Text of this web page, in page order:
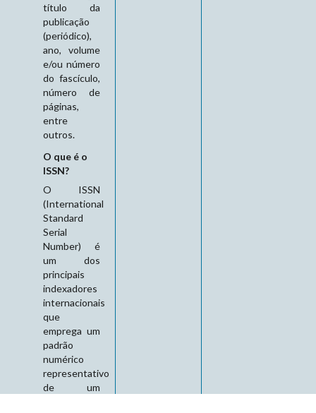
título da
publicação
(periódico),
ano, volume
e/ou número
do fascículo,
número de
páginas,
entre
outros.
O que é o
ISSN?
O ISSN
(International
Standard
Serial
Number) é
um dos
principais
indexadores
internacionais
que
emprega um
padrão
numérico
representativo
de um